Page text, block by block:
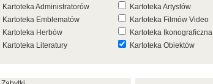
Kartoteka Administratorów Kartoteka Artystów
Kartoteka Emblematów
Kartoteka Filmów Video
Kartoteka Herbów
Kartoteka Ikonograficzna
Kartoteka Literatury
Kartoteka Obiektów